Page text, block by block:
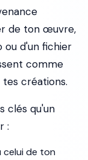
de ton œuvre,
ou d'un fichier
comme
créations.
clés qu'un
:
celui de ton